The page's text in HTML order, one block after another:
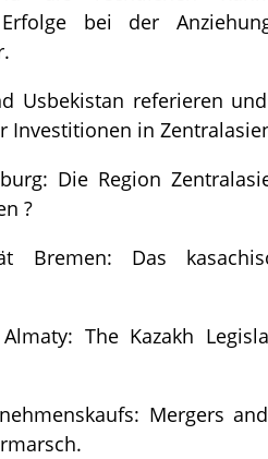
bei der
Usbekistan referieren
Investitionen in
Die Region
?
Bremen: Das
The Kazakh
Mergers